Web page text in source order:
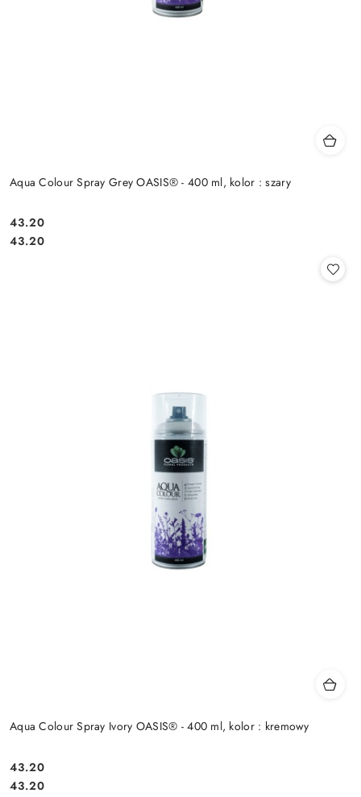
Aqua Colour Spray Grey OASIS® - 400 ml, kolor : szary
Cena:
43.20
Cena:
43.20
Aqua Colour Spray Ivory OASIS® - 400 ml, kolor : kremowy
Cena:
43.20
Cena:
43.20